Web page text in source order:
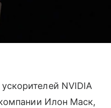
NVIDIA
Илон Маск,